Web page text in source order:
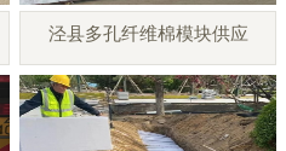
泾县多孔纤维棉模块供应